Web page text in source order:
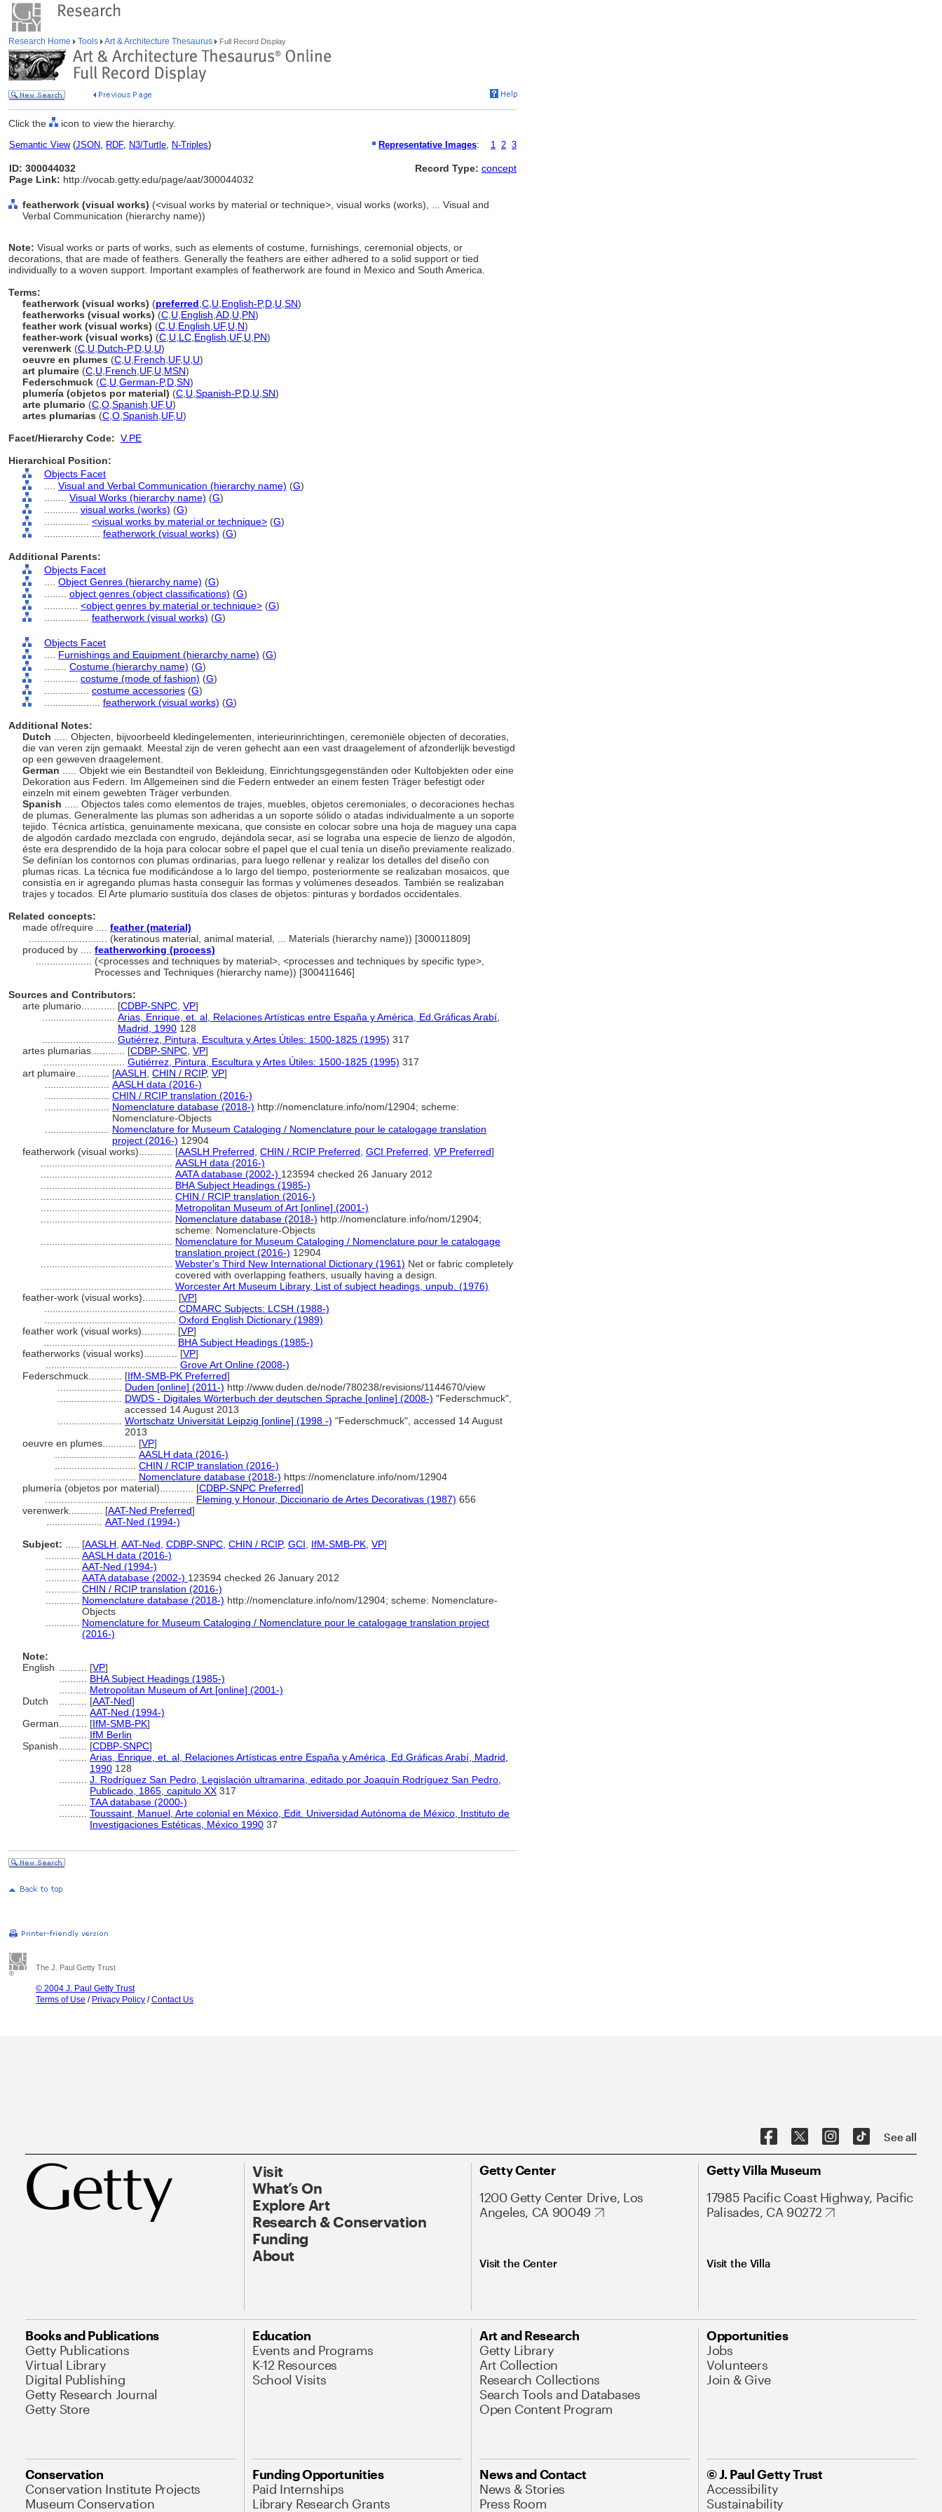
Research Home Tools Art & Architecture Thesaurus Full Record Display
Click the icon to view the hierarchy.
Semantic View(JSON, RDF, N3/Turtle, N-Triples) Representative Images: 1 2 3
ID: 300044032
Page Link: http://vocab.getty.edu/page/aat/300044032
Record Type: concept
featherwork (visual works) (<visual works by material or technique>, visual works (works), ... Visual and
Verbal Communication (hierarchy name))
Note: Visual works or parts of works, such as elements of costume, furnishings, ceremonial objects, or
decorations, that are made of feathers. Generally the feathers are either adhered to a solid support or tied
individually to a woven support. Important examples of featherwork are found in Mexico and South America.
Terms:
featherwork (visual works) (preferred C U English-P,D U SN)
featherworks (visual works) (C U English AD U PN)
feather work (visual works) (C U English UF, U N)
feather-work (visual works) (C U LC English UF, U PN)
verenwerk (C U Dutch-P,D U U)
oeuvre en plumes (C U French UF, U U)
art plumaire (C U French UF, U MSN)
Federschmuck (C U German-P,D SN)
plumería (objetos por material) (C U Spanish-P,D U SN)
arte plumario (C O Spanish UF, U)
artes plumarias (C O Spanish UF, U)
Facet/Hierarchy Code: V.PE
Hierarchical Position:
Objects Facet
Visual and Verbal Communication (hierarchy name) (G)
Visual Works (hierarchy name) (G)
visual works (works) (G)
<visual works by material or technique> (G)
featherwork (visual works) (G)
Additional Parents:
Objects Facet
Object Genres (hierarchy name) (G)
object genres (object classifications) (G)
<object genres by material or technique> (G)
featherwork (visual works) (G)
Objects Facet
Furnishings and Equipment (hierarchy name) (G)
Costume (hierarchy name) (G)
costume (mode of fashion) (G)
costume accessories (G)
featherwork (visual works) (G)
Additional Notes:
Dutch
..... Objecten, bijvoorbeeld kledingelementen, interieurinrichtingen, ceremoniële objecten of decoraties,
die van veren zijn gemaakt. Meestal zijn de veren gehecht aan een vast draagelement of afzonderlijk bevestigd
op een geweven draagelement.
German
..... Objekt wie ein Bestandteil von Bekleidung, Einrichtungsgegenständen oder Kultobjekten oder eine
Dekoration aus Federn. Im Allgemeinen sind die Federn entweder an einem festen Träger befestigt oder
einzeln mit einem gewebten Träger verbunden.
Spanish
..... Objectos tales como elementos de trajes, muebles, objetos ceremoniales, o decoraciones hechas
de plumas. Generalmente las plumas son adheridas a un soporte sólido o atadas individualmente a un soporte
tejido. Técnica artística, genuinamente mexicana, que consiste en colocar sobre una hoja de maguey una capa
de algodón cardado mezclada con engrudo, dejándola secar, así se lograba una especie de lienzo de algodón,
éste era desprendido de la hoja para colocar sobre el papel que el cual tenía un diseño previamente realizado.
Se definían los contornos con plumas ordinarias, para luego rellenar y realizar los detalles del diseño con
plumas ricas. La técnica fue modificándose a lo largo del tiempo, posteriormente se realizaban mosaicos, que
consistía en ir agregando plumas hasta conseguir las formas y volúmenes deseados. También se realizaban
trajes y tocados. El Arte plumario sustituía dos clases de objetos: pinturas y bordados occidentales.
Related concepts:
made of/require .... feather (material)
(keratinous material, animal material, ... Materials (hierarchy name)) [300011809]
produced by .... featherworking (process)
(<processes and techniques by material>, <processes and techniques by specific type>,
Processes and Techniques (hierarchy name)) [300411646]
Sources and Contributors:
arte plumario............ [CDBP-SNPC VP]
Arias, Enrique, et. al, Relaciones Artísticas entre España y América, Ed.Gráficas Arabí,
Madrid, 1990 128
Gutiérrez, Pintura, Escultura y Artes Útiles: 1500-1825 (1995) 317
artes plumarias............ [CDBP-SNPC VP]
Gutiérrez, Pintura, Escultura y Artes Útiles: 1500-1825 (1995) 317
art plumaire............ [AASLH CHIN / RCIP, VP]
AASLH data (2016-)
CHIN / RCIP translation (2016-)
Nomenclature database (2018-) http://nomenclature.info/nom/12904; scheme:
Nomenclature-Objects
Nomenclature for Museum Cataloging / Nomenclature pour le catalogage translation
project (2016-) 12904
featherwork (visual works)............ [AASLH Preferred CHIN / RCIP Preferred GCI Preferred VP Preferred]
AASLH data (2016-)
AATA database (2002-) 123594 checked 26 January 2012
BHA Subject Headings (1985-)
CHIN / RCIP translation (2016-)
Metropolitan Museum of Art [online] (2001-)
Nomenclature database (2018-) http://nomenclature.info/nom/12904;
scheme: Nomenclature-Objects
Nomenclature for Museum Cataloging / Nomenclature pour le catalogage
translation project (2016-) 12904
Webster's Third New International Dictionary (1961) Net or fabric completely
covered with overlapping feathers, usually having a design.
Worcester Art Museum Library, List of subject headings, unpub. (1976)
feather-work (visual works)............ [VP]
CDMARC Subjects: LCSH (1988-)
Oxford English Dictionary (1989)
feather work (visual works)............ [VP]
BHA Subject Headings (1985-)
featherworks (visual works)............ [VP]
Grove Art Online (2008-)
Federschmuck............ [IfM-SMB-PK Preferred]
Duden [online] (2011-) http://www.duden.de/node/780238/revisions/1144670/view
DWDS - Digitales Wörterbuch der deutschen Sprache [online] (2008-) "Federschmuck",
accessed 14 August 2013
Wortschatz Universität Leipzig [online] (1998 -) "Federschmuck", accessed 14 August
2013
oeuvre en plumes............ [VP]
AASLH data (2016-)
CHIN / RCIP translation (2016-)
Nomenclature database (2018-) https://nomenclature.info/nom/12904
plumería (objetos por material)............ [CDBP-SNPC Preferred]
Fleming y Honour, Diccionario de Artes Decorativas (1987) 656
verenwerk............ [AAT-Ned Preferred]
AAT-Ned (1994-)
Subject:
[AASLH AAT-Ned CDBP-SNPC CHIN / RCIP, GCI IfM-SMB-PK VP]
AASLH data (2016-)
AAT-Ned (1994-)
AATA database (2002-) 123594 checked 26 January 2012
CHIN / RCIP translation (2016-)
Nomenclature database (2018-) http://nomenclature.info/nom/12904; scheme: Nomenclature-
Objects
Nomenclature for Museum Cataloging / Nomenclature pour le catalogage translation project
(2016-)
Note:
English
[VP]
BHA Subject Headings (1985-)
Metropolitan Museum of Art [online] (2001-)
Dutch
[AAT-Ned]
AAT-Ned (1994-)
German
[IfM-SMB-PK]
IfM Berlin
Spanish
[CDBP-SNPC]
Arias, Enrique, et. al, Relaciones Artísticas entre España y América, Ed.Gráficas Arabí, Madrid,
1990 128
J. Rodríguez San Pedro, Legislación ultramarina, editado por Joaquín Rodríguez San Pedro,
Publicado, 1865, capitulo XX 317
TAA database (2000-)
Toussaint, Manuel, Arte colonial en México, Edit. Universidad Autónoma de México, Instituto de
Investigaciones Estéticas, México 1990 37
The J. Paul Getty Trust
© 2004 J. Paul Getty Trust
Terms of Use / Privacy Policy /Contact Us
See all
Visit
What’s On
Explore Art
Research & Conservation
Funding
About
Getty Center
1200 Getty Center Drive, Los
Angeles, CA 90049
Visit the Center
Getty Villa Museum
17985 Pacific Coast Highway, Pacific
Palisades, CA 90272
Visit the Villa
Books and Publications
Getty Publications
Virtual Library
Digital Publishing
Getty Research Journal
Getty Store
Education
Events and Programs
K-12 Resources
School Visits
Art and Research
Getty Library
Art Collection
Research Collections
Search Tools and Databases
Open Content Program
Opportunities
Jobs
Volunteers
Join & Give
Conservation
Conservation Institute Projects
Museum Conservation
Funding Opportunities
Paid Internships
Library Research Grants
News and Contact
News & Stories
Press Room
© J. Paul Getty Trust
Accessibility
Sustainability